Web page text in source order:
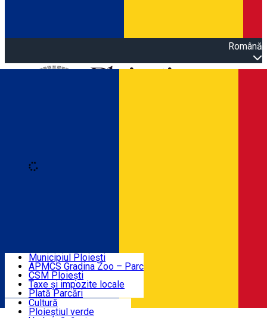
Română
Agenda evenimentelor
Știri Primărie
Turist în Ploiești
Contact
Municipiul Ploiești
APMCS Gradina Zoo – Parc
CSM Ploiești
Taxe și impozite locale
Plată Parcări
Cultură
Ploieștiul verde